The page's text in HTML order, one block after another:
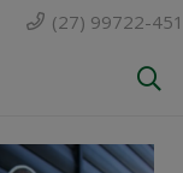
(27) 99722-